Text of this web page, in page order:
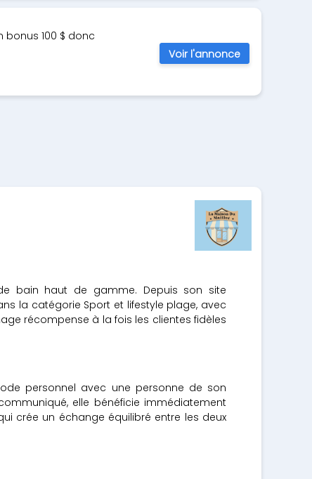
bonus 100 $ donc
Voir l'annonce
bain haut de gamme. Depuis son site
la catégorie Sport et lifestyle plage, avec
récompense à la fois les clientes fidèles
personnel avec une personne de son
elle bénéficie immédiatement
crée un échange équilibré entre les deux